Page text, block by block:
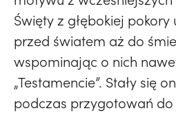
Święty z głębokiej pokory
przed światem aż do
wspominając o nich
„Testamencie”. Stały się
podczas przygotowań